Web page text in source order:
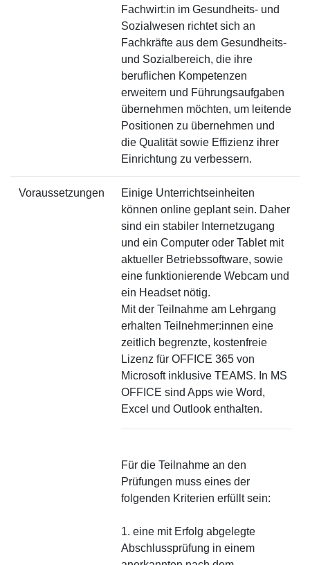
Fachwirt:in im Gesundheits- und
Sozialwesen richtet sich an
Fachkräfte aus dem Gesundheits-
und Sozialbereich, die ihre
beruflichen Kompetenzen
erweitern und Führungsaufgaben
übernehmen möchten, um leitende
Positionen zu übernehmen und
die Qualität sowie Effizienz ihrer
Einrichtung zu verbessern.
Voraussetzungen
Einige Unterrichtseinheiten
können online geplant sein. Daher
sind ein stabiler Internetzugang
und ein Computer oder Tablet mit
aktueller Betriebssoftware, sowie
eine funktionierende Webcam und
ein Headset nötig.
Mit der Teilnahme am Lehrgang
erhalten Teilnehmer:innen eine
zeitlich begrenzte, kostenfreie
Lizenz für OFFICE 365 von
Microsoft inklusive TEAMS. In MS
OFFICE sind Apps wie Word,
Excel und Outlook enthalten.
Für die Teilnahme an den
Prüfungen muss eines der
folgenden Kriterien erfüllt sein:
1. eine mit Erfolg abgelegte
Abschlussprüfung in einem